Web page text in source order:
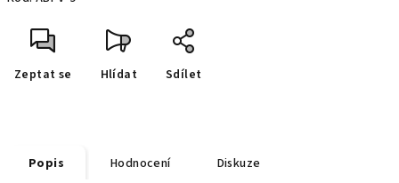
Zeptat se Hlídat Sdílet
Popis Hodnocení Diskuze